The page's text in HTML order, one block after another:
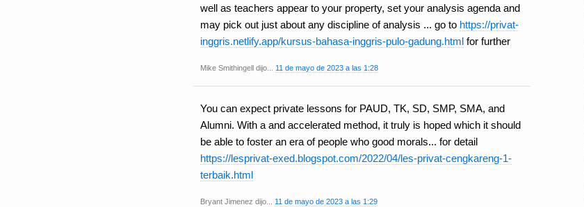
well as teachers appear to your property, set your analysis agenda and
may pick out just about any discipline of analysis ... go to https://privat-
inggris.netlify.app/kursus-bahasa-inggris-pulo-gadung.html for further
Mike Smithingell dijo... 11 de mayo de 2023 a las 1:28
You can expect private lessons for PAUD, TK, SD, SMP, SMA, and
Alumni. With a and accelerated method, it truly is hoped which it should
be able to foster an era of people who good morals... for detail
https://lesprivat-exed.blogspot.com/2022/04/les-privat-cengkareng-1-
terbaik.html
Bryant Jimenez dijo... 11 de mayo de 2023 a las 1:29